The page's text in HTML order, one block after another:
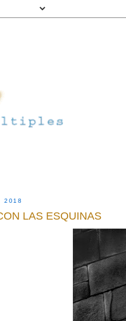
2018
LAS ESQUINAS